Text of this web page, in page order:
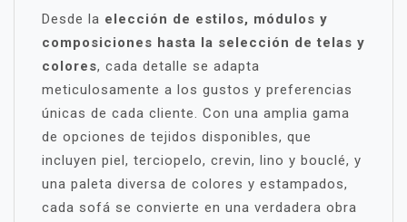
Desde la elección de estilos, módulos y
composiciones hasta la selección de telas y
colores, cada detalle se adapta
meticulosamente a los gustos y preferencias
únicas de cada cliente. Con una amplia gama
de opciones de tejidos disponibles, que
incluyen piel, terciopelo, crevin, lino y bouclé, y
una paleta diversa de colores y estampados,
cada sofá se convierte en una verdadera obra